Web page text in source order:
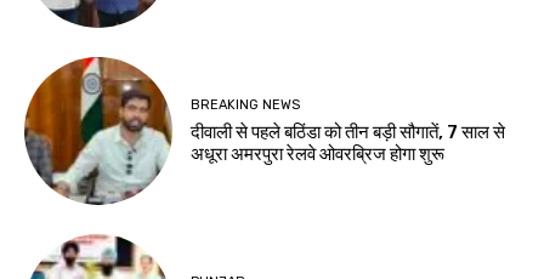
BREAKING NEWS
दीवाली से पहले बठिंडा को तीन बड़ी सौगातें, 7 साल से
अधूरा अमरपुरा रेलवे ओवरब्रिज होगा शुरू